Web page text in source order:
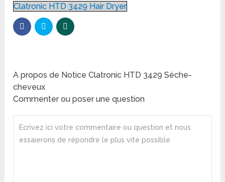
Clatronic HTD 3429 Hair Dryer
A propos de Notice Clatronic HTD 3429 Sèche-
cheveux
Commenter ou poser une question